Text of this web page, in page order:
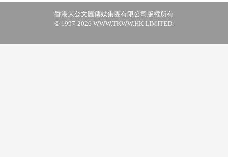
香港大公文匯傳媒集團有限公司版權所有
© 1997-2026 WWW.TKWW.HK LIMITED.